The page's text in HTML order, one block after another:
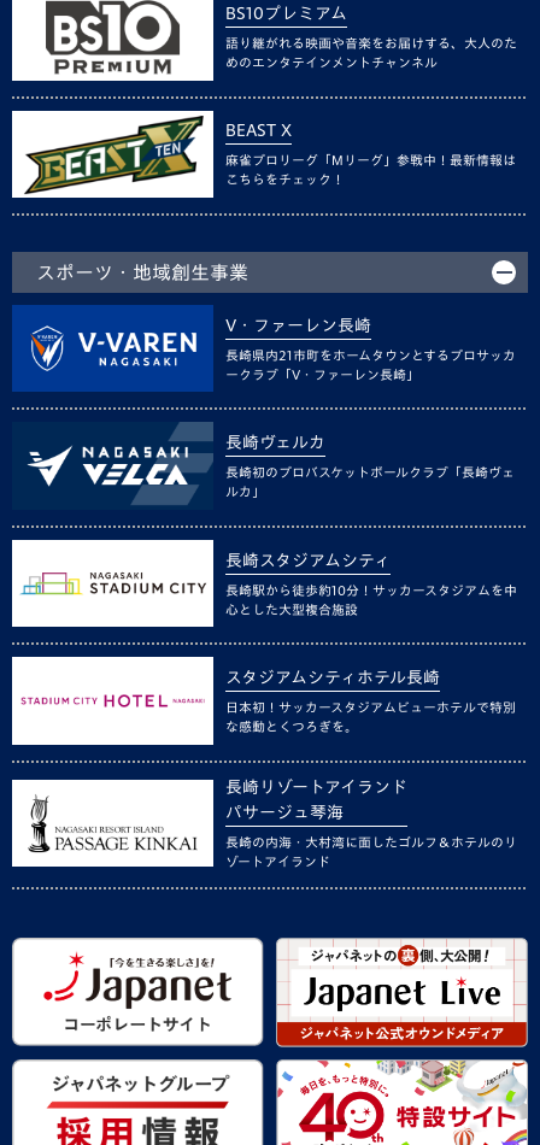
BS10プレミアム
語り継がれる映画や音楽をお届けする、大人のた
めのエンタテインメントチャンネル
BEAST X
麻雀プロリーグ「Mリーグ」参戦中！最新情報は
こちらをチェック！
スポーツ・地域創生事業
V・ファーレン長崎
長崎県内21市町をホームタウンとするプロサッカ
ークラブ「V・ファーレン長崎」
長崎ヴェルカ
長崎初のプロバスケットボールクラブ「長崎ヴェ
ルカ」
長崎スタジアムシティ
長崎駅から徒歩約10分！サッカースタジアムを中
心とした大型複合施設
スタジアムシティホテル長崎
日本初！サッカースタジアムビューホテルで特別
な感動とくつろぎを。
長崎リゾートアイランド
パサージュ琴海
長崎の内海・大村湾に面したゴルフ＆ホテルのリ
ゾートアイランド